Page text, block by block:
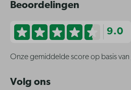
Beoordelingen
9.0
Onze gemiddelde score op basis van
Volg ons